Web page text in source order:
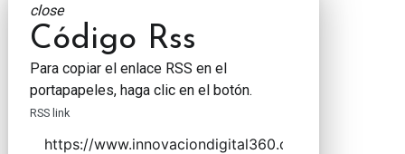
close
Código Rss
Para copiar el enlace RSS en el
portapapeles, haga clic en el botón.
RSS link